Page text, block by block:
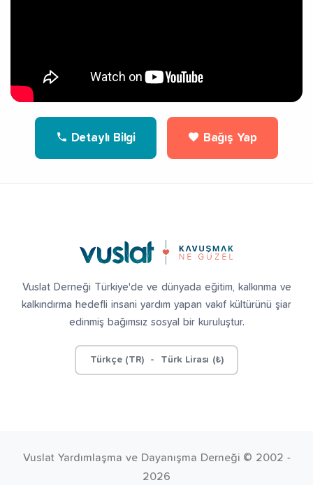
Detaylı Bilgi Bağış Yap
Vuslat Derneği Türkiye'de ve dünyada eğitim, kalkınma ve
kalkındırma hedefli insani yardım yapan vakıf kültürünü şiar
edinmiş bağımsız sosyal bir kuruluştur.
Türkçe (TR) - Türk Lirası (₺)
Vuslat Yardımlaşma ve Dayanışma Derneği © 2002 -
2026